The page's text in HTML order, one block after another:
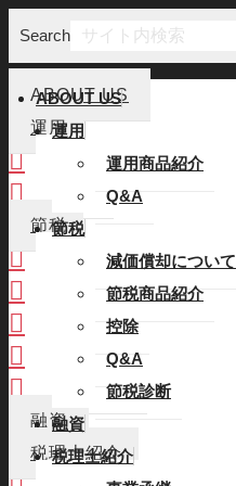
Search
ABOUT US
運用
運用商品紹介
Q&A
節税
減価償却について
節税商品紹介
控除
Q&A
節税診断
融資
税理士紹介
ABOUT US
運用
運用商品紹介
Q&A
節税
減価償却について
節税商品紹介
控除
Q&A
節税診断
融資
税理士紹介